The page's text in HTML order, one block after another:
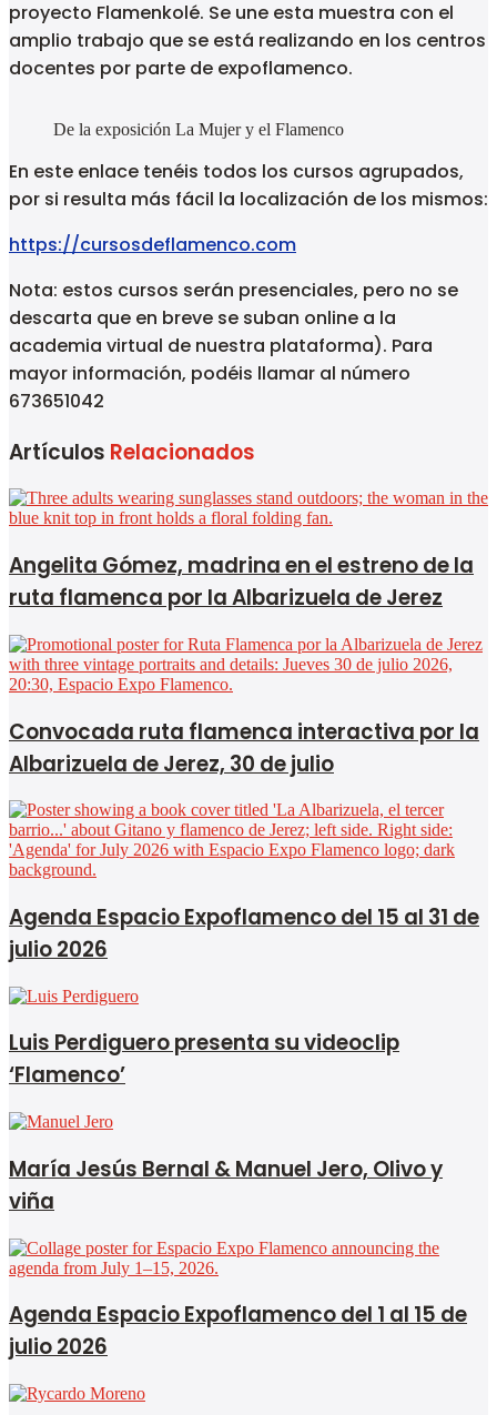
proyecto Flamenkolé. Se une esta muestra con el
amplio trabajo que se está realizando en los centros
docentes por parte de expoflamenco.
De la exposición La Mujer y el Flamenco
En este enlace tenéis todos los cursos agrupados,
por si resulta más fácil la localización de los mismos:
https://cursosdeflamenco.com
Nota: estos cursos serán presenciales, pero no se
descarta que en breve se suban online a la
academia virtual de nuestra plataforma). Para
mayor información, podéis llamar al número
673651042
Artículos Relacionados
Angelita Gómez, madrina en el estreno de la
ruta flamenca por la Albarizuela de Jerez
Convocada ruta flamenca interactiva por la
Albarizuela de Jerez, 30 de julio
Agenda Espacio Expoflamenco del 15 al 31 de
julio 2026
Luis Perdiguero presenta su videoclip
‘Flamenco’
María Jesús Bernal & Manuel Jero, Olivo y
viña
Agenda Espacio Expoflamenco del 1 al 15 de
julio 2026